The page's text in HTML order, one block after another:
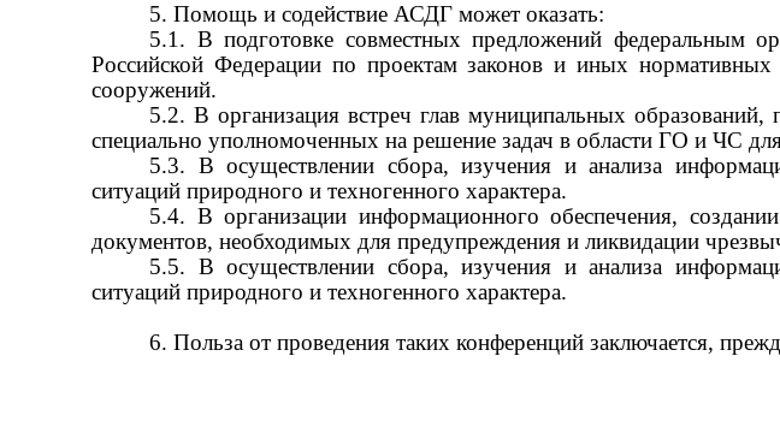
5. Помощь и содействие АСДГ может оказать:
5.1. В подготовке совместных предложений федеральным
Российской Федерации по проектам законов и иных
сооружений.
5.2. В организация встреч глав муниципальных
специально уполномоченных на решение задач в области ГО и ЧС
5.3. В осуществлении сбора, изучения и анализа
ситуаций природного и техногенного характера.
5.4. В организации информационного обеспечения,
документов, необходимых для предупреждения и ликвидации
5.5. В осуществлении сбора, изучения и анализа
ситуаций природного и техногенного характера.
6. Польза от проведения таких конференций заключается,